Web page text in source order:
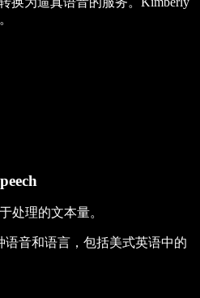
处理的文本量。
语音和语言，包括美式英语中的